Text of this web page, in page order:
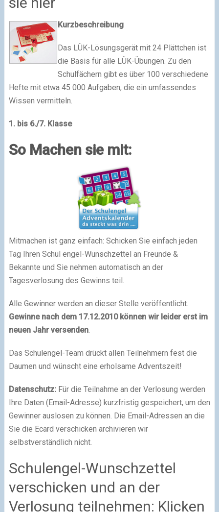
Kurzbeschreibung
Das LÜK-Lösungsgerät mit 24 Plättchen ist
die Basis für alle LÜK-Übungen. Zu den
Schulfächern gibt es über 100 verschiedene
Hefte mit etwa 45 000 Aufgaben, die ein umfassendes
Wissen vermitteln.
1. bis 6./7. Klasse
So Machen sie mit:
Mitmachen ist ganz einfach: Schicken Sie einfach jeden
Tag Ihren Schul engel-Wunschzettel an Freunde &
Bekannte und Sie nehmen automatisch an der
Tagesverlosung des Gewinns teil.
Alle Gewinner werden an dieser Stelle veröffentlicht.
Gewinne nach dem 17.12.2010 können wir leider erst im
neuen Jahr versenden.
Das Schulengel-Team drückt allen Teilnehmern fest die
Daumen und wünscht eine erholsame Adventszeit!
Datenschutz: Für die Teilnahme an der Verlosung werden
Ihre Daten (Email-Adresse) kurzfristig gespeichert, um den
Gewinner auslosen zu können. Die Email-Adressen an die
Sie die Ecard verschicken archivieren wir
selbstverständlich nicht.
Schulengel-Wunschzettel
verschicken und an der
Verlosung teilnehmen: Klicken